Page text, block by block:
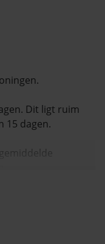
Dit ligt ruim
15 dagen.